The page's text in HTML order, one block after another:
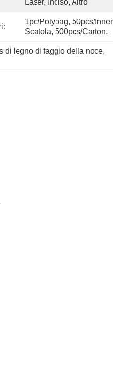
Laser, Inciso, Altro
1pc/polybag, 50pcs/inner
Scatola, 500pcs/carton.
di legno di faggio della noce,